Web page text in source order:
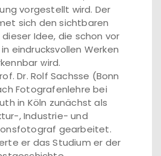
vorgestellt wird. Der
sich den sichtbaren
Idee, die schon vor
eindrucksvollen Werken
wird.
Dr. Rolf Sachsse (Bonn
Fotografenlehre bei
in Köln zunächst als
, Industrie- und
gearbeitet.
er das Studium er der